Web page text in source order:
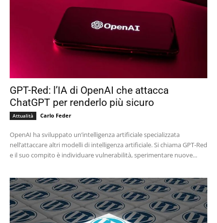
GPT-Red: l’IA di OpenAI che attacca
ChatGPT per renderlo più sicuro
Attualità Carlo Feder
OpenAI ha sviluppato un’intelligenza artificiale specializzata
nell’attaccare altri modelli di intelligenza artificiale. Si chiama GPT-Red
e il suo compito è individuare vulnerabilità, sperimentare nuove...